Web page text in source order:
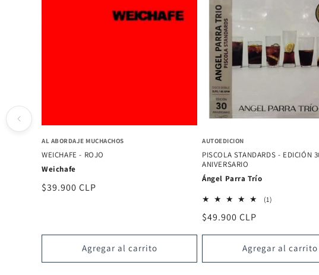
AL ABORDAJE MUCHACHOS
WEICHAFE - ROJO
Weichafe
Precio
$39.900 CLP
Agregar al carrito
AUTOEDICION
PISCOLA STANDARDS - EDICIÓN
ANIVERSARIO
Ángel Parra Trío
(1)
Precio
$49.900 CLP
Agregar al carrito